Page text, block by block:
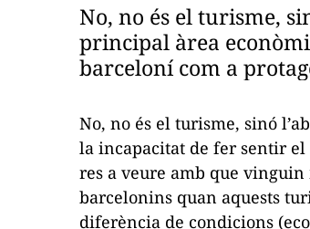
No, no és el turisme,
principal àrea
barceloní com a
No, no és el turisme, sinó
la incapacitat de fer sentir el
res a veure amb que
barcelonins quan aquests
diferència de condicions